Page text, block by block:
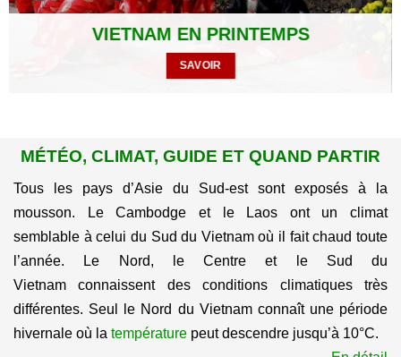
VIETNAM EN PRINTEMPS
SAVOIR
MÉTÉO, CLIMAT, GUIDE ET QUAND PARTIR
Tous les pays d’Asie du Sud-est sont exposés à la
mousson. Le Cambodge et le Laos ont un climat
semblable à celui du Sud du Vietnam où il fait chaud toute
l’année. Le Nord, le Centre et le Sud du
Vietnam connaissent des conditions climatiques très
différentes. Seul le Nord du Vietnam connaît une période
hivernale où la température peut descendre jusqu’à 10°C.